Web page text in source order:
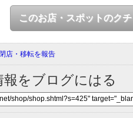
このお店・スポットのク
店・移転を報告
をブログにはる